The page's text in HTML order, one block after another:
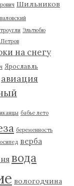
Шильников
Эльтюбю
на снегу
Ярославль
авиация
бабье лето
беременность
верба
вода
вологодчина